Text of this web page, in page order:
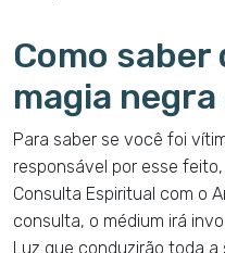
Como saber
magia
Para saber se você foi
responsável por esse
Consulta Espiritual com o
consulta, o médium irá
Luz que conduzirão toda a